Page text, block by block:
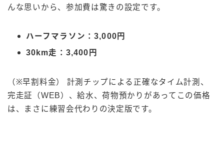
んな思いから、参加費は驚きの設定です。
ハーフマラソン：3,000円
30km走：3,400円
（※早割料金） 計測チップによる正確なタイム計測、
完走証（WEB）、給水、荷物預かりがあってこの価格
は、まさに練習会代わりの決定版です。